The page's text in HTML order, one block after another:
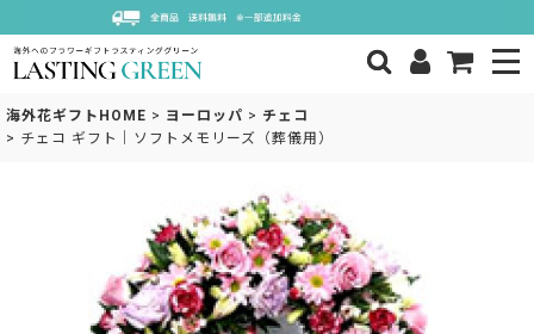
海外花ギフトHOME > ヨーロッパ > チェコ
> チェコ ギフト｜ソフトメモリーズ（葬儀用）